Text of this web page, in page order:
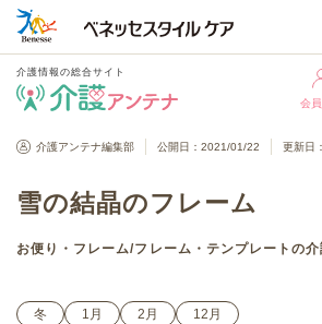
介護情報の総合サイト
会
介護情報の総合サイト
介護アンテナ編集部 公開日：2021/01/22 更新日
雪の結晶のフレーム
お便り・フレーム/フレーム・テンプレートの
冬 1月 2月 12月